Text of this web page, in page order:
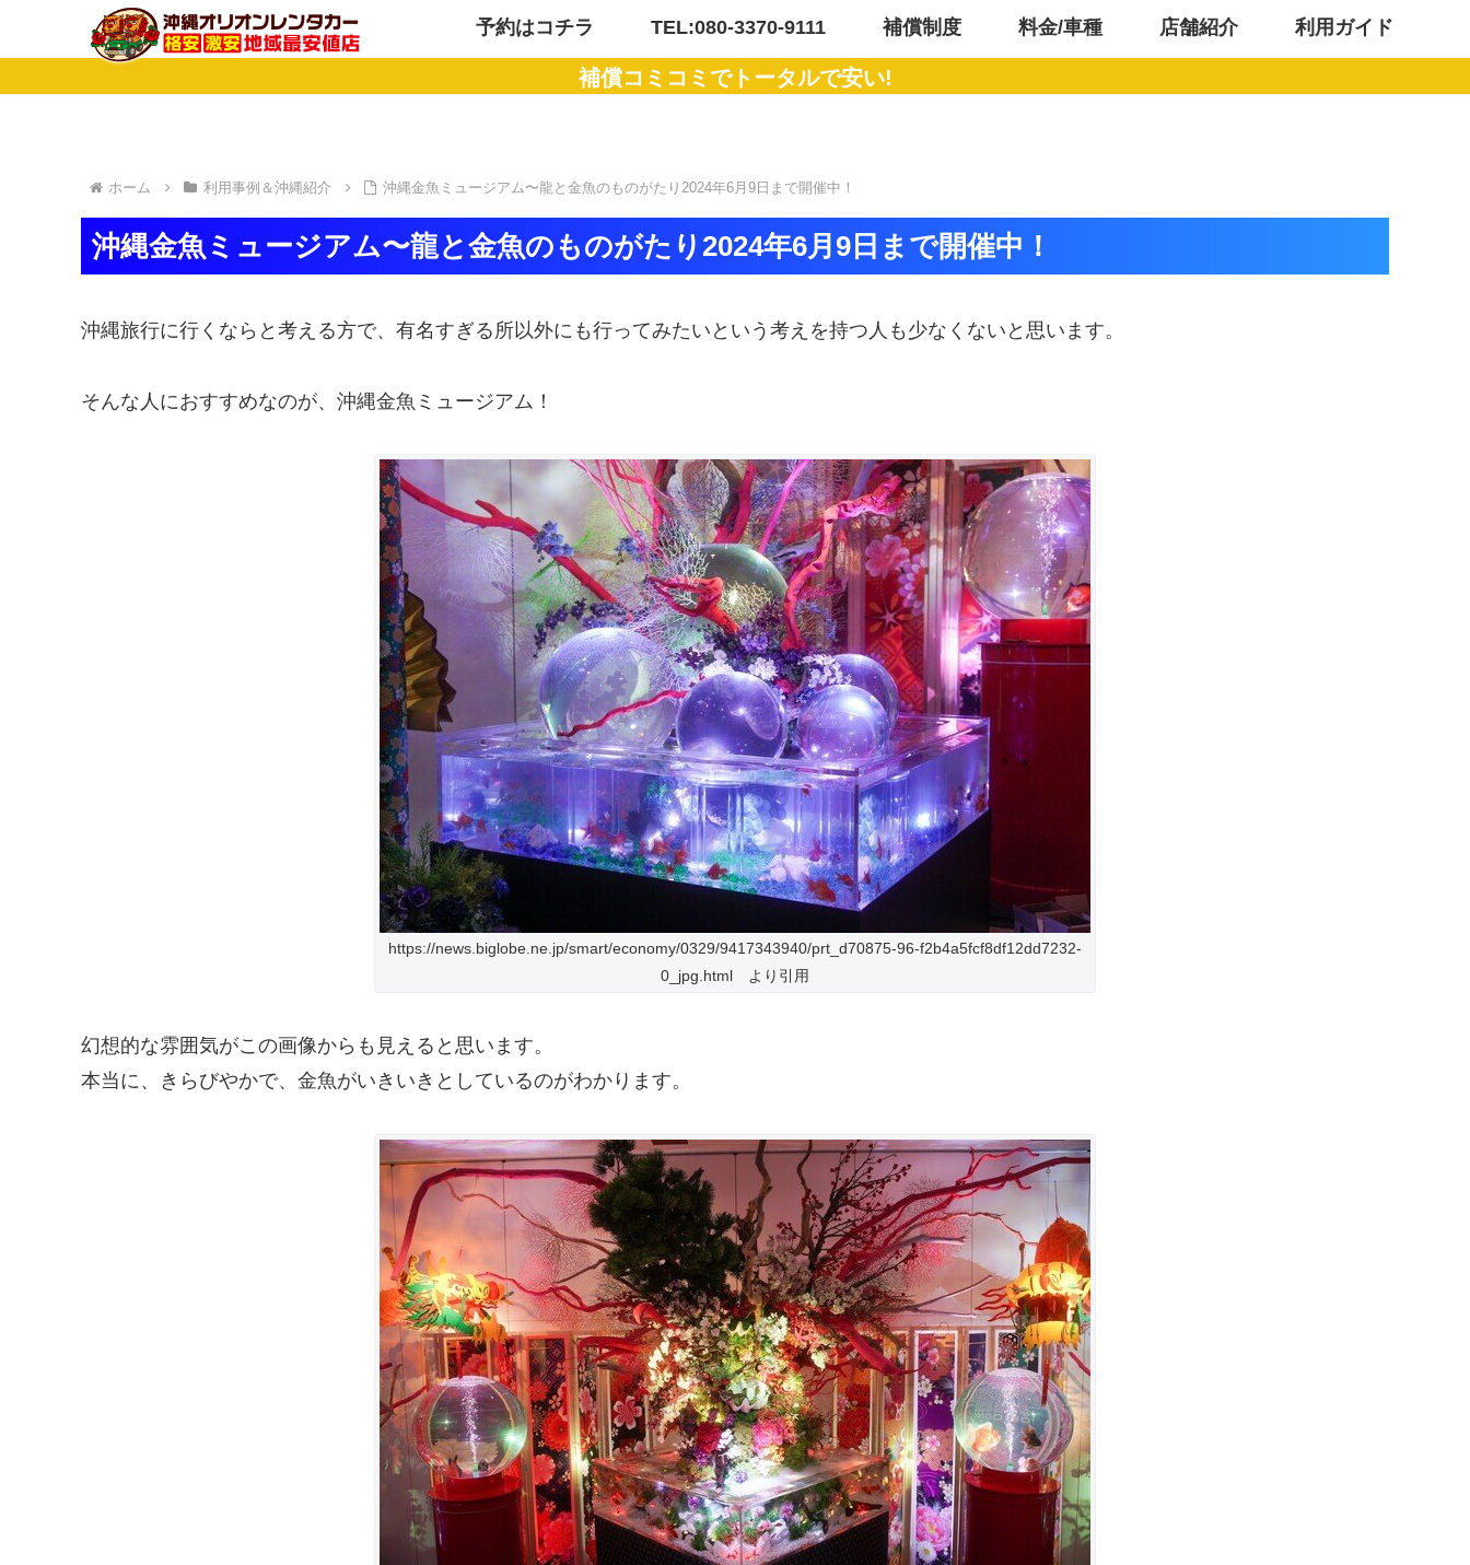
予約はコチラ TEL:080-3370-9111 補償制度 料金/車種 店舗紹介 利用ガイド
補償コミコミでトータルで安い!
ホーム 利用事例＆沖縄紹介 沖縄金魚ミュージアム〜龍と金魚のものがたり2024年6月9日まで開催中！
沖縄金魚ミュージアム〜龍と金魚のものがたり2024年6月9日まで開催中！
沖縄旅行に行くならと考える方で、有名すぎる所以外にも行ってみたいという考えを持つ人も少なくないと思います。
そんな人におすすめなのが、沖縄金魚ミュージアム！
https://news.biglobe.ne.jp/smart/economy/0329/9417343940/prt_d70875-96-f2b4a5fcf8df12dd7232-
0_jpg.html より引用
幻想的な雰囲気がこの画像からも見えると思います。
本当に、きらびやかで、金魚がいきいきとしているのがわかります。